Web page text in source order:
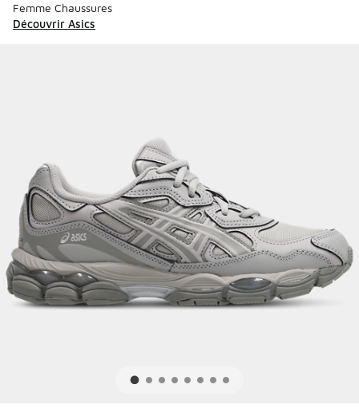
Femme Chaussures
Découvrir Asics